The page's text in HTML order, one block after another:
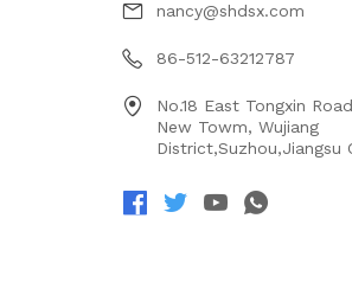
nancy@shdsx.com
86-512-63212787
No.18 East Tongxin
New Towm, Wujiang
District,Suzhou,Jiangsu